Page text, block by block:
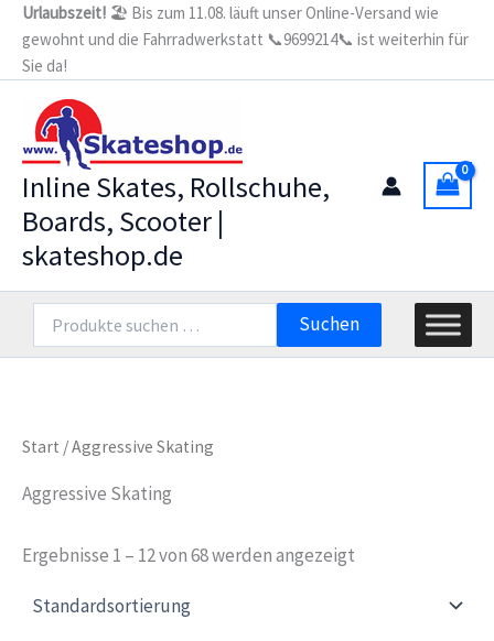
Zum
Inhalt
springen
Urlaubszeit! 🏖️ Bis zum 11.08. läuft unser Online-Versand wie
gewohnt und die Fahrradwerkstatt 📞9699214📞 ist weiterhin für
Sie da!
Inline Skates, Rollschuhe,
Boards, Scooter |
skateshop.de
nach:
Suchen
Start / Aggressive Skating
Aggressive Skating
Ergebnisse 1 – 12 von 68 werden angezeigt